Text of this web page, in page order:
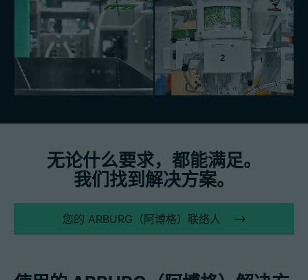
无论什么要求，都能满足。
我们找到解决方案。
您的 ARBURG（阿博格）联络人